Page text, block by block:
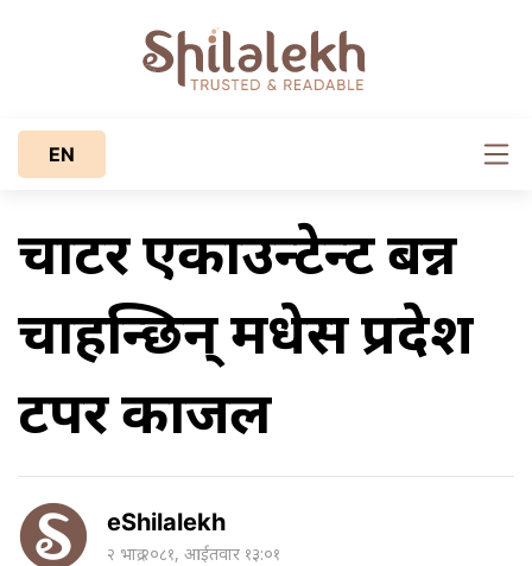
EN
चार्टर एकाउन्टेन्ट बन्न
चाहन्छिन् मधेस प्रदेश
टपर काजल
eShilalekh
२ भाद्र २०८१, आईतवार १३:०१